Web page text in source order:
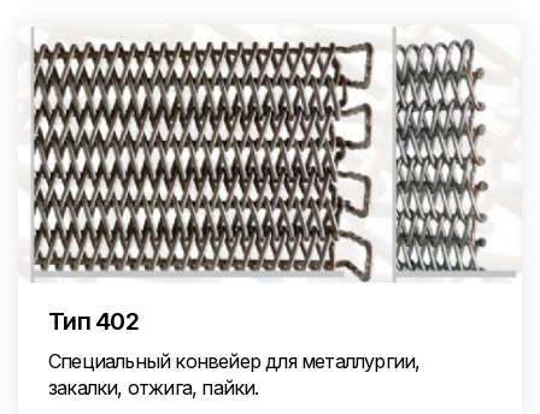
Тип 402
Специальный конвейер для металлургии,
закалки, отжига, пайки.